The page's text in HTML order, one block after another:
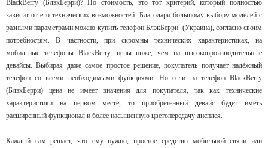
BlackBerry (БлэкБерри)? Но стоимость, это тот критерий, который полностью
зависит от его технических возможностей. Благодаря большому выбору моделей с
разными параметрами можно купить телефон БлэкБерри (Украина), согласно своим
потребностям. В частности, при скромны технических характеристиках, на
мобильные телефоны BlackBerry, цены ниже, чем на высокопроизводительные
девайсы. Выбирая даже самое простое решение, покупатель получает надёжный
телефон со всеми необходимыми функциями. Но если на телефон BlackBerry
(БлэкБерри) цена не имеет значения для покупателя, так как технические
характеристики на первом месте, то приобретённый девайс будет иметь
расширенный функционал и более насыщенную цветопередачу дисплея.
Каждый сам решает, что ему нужно, простое средство мобильной связи или